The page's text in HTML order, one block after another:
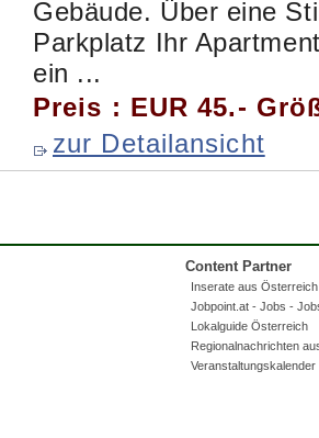
Gebäude. Über eine
Parkplatz Ihr
ein ...
Preis : EUR 45.-
zur Detailansicht
Content Partner
Inserate aus
Jobpoint.at - Jobs -
Lokalguide Österreich
Regionalnachrichten